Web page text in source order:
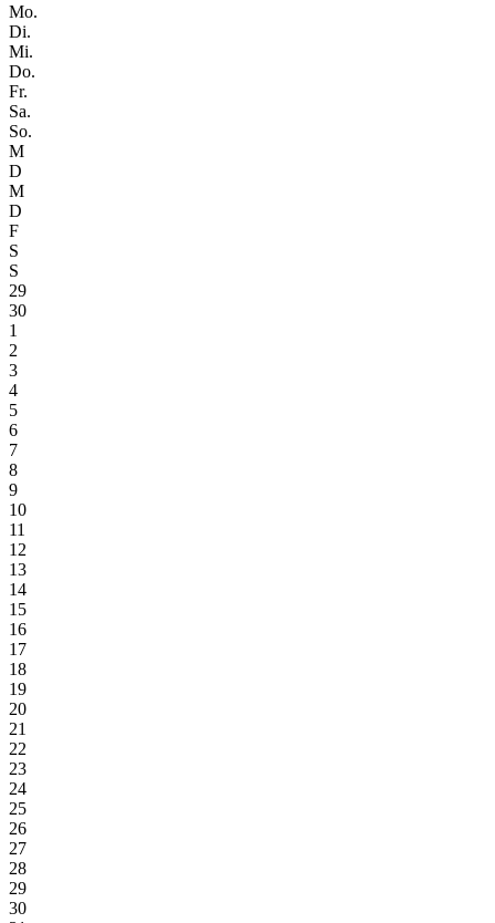
Mo.
Di.
Mi.
Do.
Fr.
Sa.
So.
M
D
M
D
F
S
S
29
30
1
2
3
4
5
6
7
8
9
10
11
12
13
14
15
16
17
18
19
20
21
22
23
24
25
26
27
28
29
30